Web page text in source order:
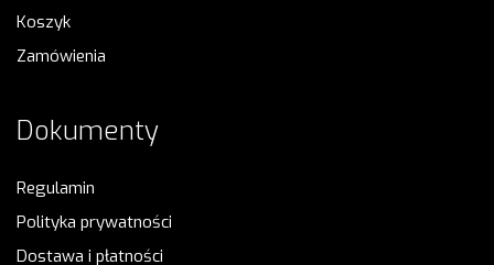
Koszyk
Zamówienia
Dokumenty
Regulamin
Polityka prywatności
Dostawa i płatności